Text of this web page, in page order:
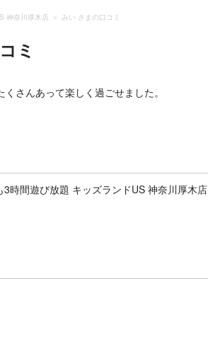
神奈川厚木店 みい さまの口コミ
ミ
さんあって楽しく過ごせました。
3時間遊び放題 キッズランドUS 神奈川厚木店